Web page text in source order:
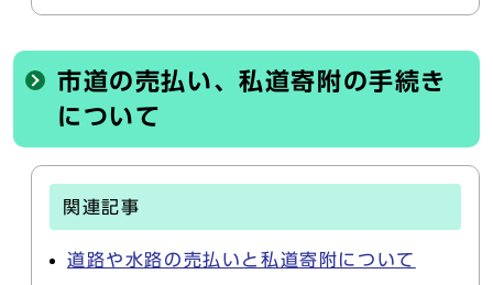
市道の売払い、私道寄附の手続き
について
関連記事
道路や水路の売払いと私道寄附について